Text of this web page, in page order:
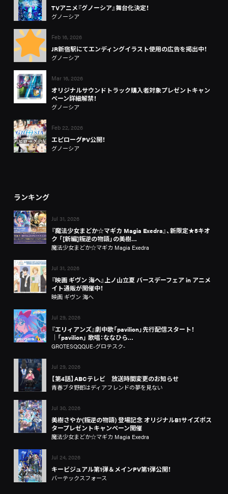
TVアニメ『グノーシア』舞台化決定！
グノーシア
Feb 16, 2026
JR新宿駅にてエンディングイラスト使用の広告を掲出中！
グノーシア
Mar 16, 2026
オリジナルサウンドトラック購入者対象プレゼントキャン
ペーン詳細解禁！
グノーシア
Feb 22, 2026
エピローグPV公開！
グノーシア
ランキング
Jul 31, 2026
『魔法少女まどか☆マギカ Magia Exedra』、新限定★5キオ
ク 「[新編]叛逆の物語」の美樹…
魔法少女まどか☆マギカ Magia Exedra
Jul 31, 2026
『映画 ギヴン 海へ』上ノ山立夏 バースデーフェア in アニメ
イト通販が開催中！
映画 ギヴン 海へ
Jul 29, 2026
『エリィアンズ』劇中歌「pavilion」先行配信スタート！
│「pavilion」 歌唱：ななひら…
GROTESQQQUE-グロテスク-
Jul 29, 2026
【第4話】ABCテレビ 放送時間変更のお知らせ
青春ブタ野郎はディアフレンドの夢を見ない
Jul 30, 2026
美樹さやか(叛逆の物語) 登場記念 オリジナルB1サイズポス
タープレゼントキャンペーン開催
魔法少女まどか☆マギカ Magia Exedra
Jul 24, 2026
キービジュアル第1弾＆メインPV第1弾公開！
バーテックスフォース